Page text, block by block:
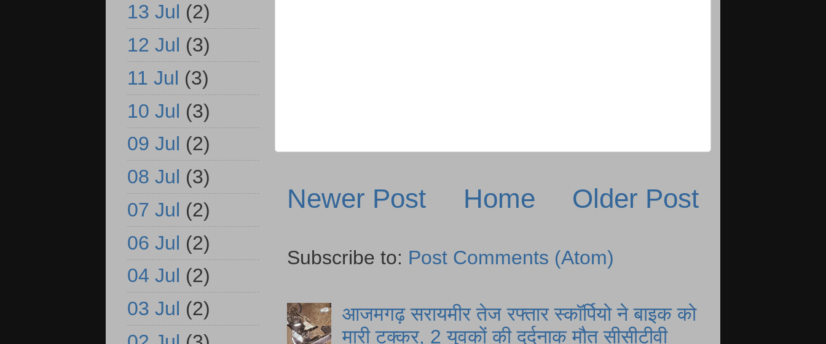
Newer Post Older Post
Home
Subscribe to: Post Comments (Atom)
आजमगढ़ सरायमीर तेज रफ्तार स्कॉर्पियो ने बाइक को
मारी टक्कर, 2 युवकों की दर्दनाक मौत सीसीटीवी
13 Jul (2)
12 Jul (3)
11 Jul (3)
10 Jul (3)
09 Jul (2)
08 Jul (3)
07 Jul (2)
06 Jul (2)
04 Jul (2)
03 Jul (2)